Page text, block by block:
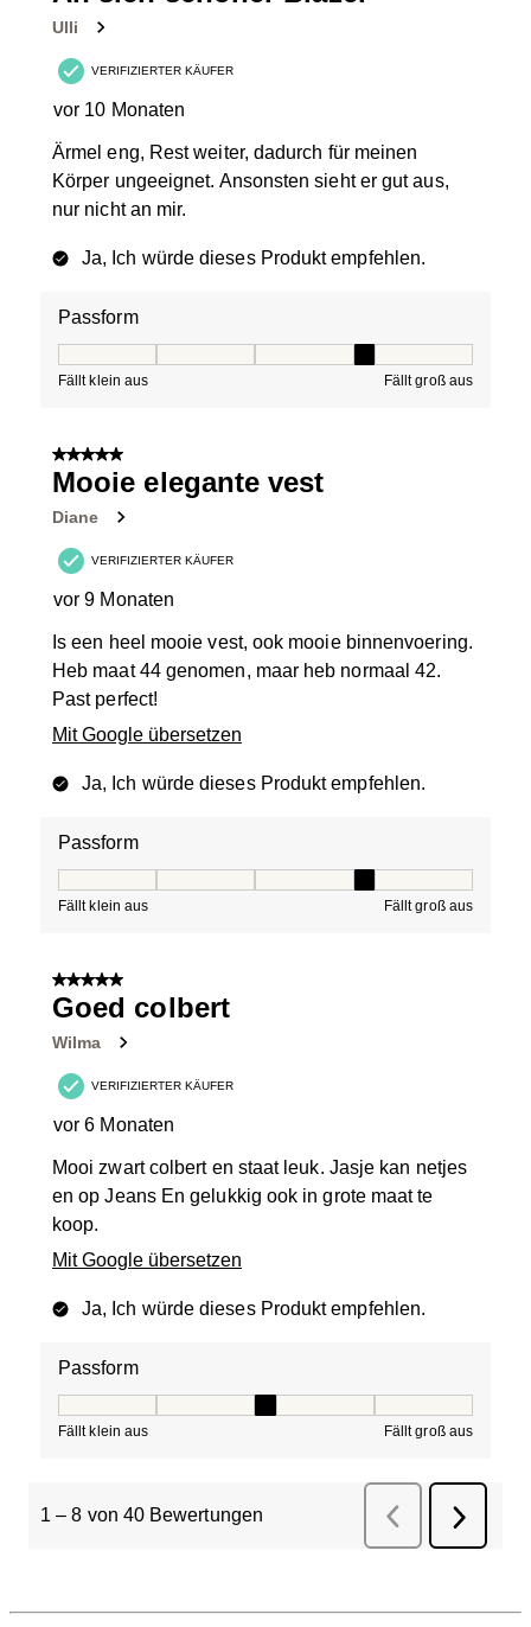
Ulli
VERIFIZIERTER KÄUFER
vor 10 Monaten
Ärmel eng, Rest weiter, dadurch für meinen
Körper ungeeignet. Ansonsten sieht er gut aus,
nur nicht an mir.
Ja, Ich würde dieses Produkt empfehlen.
Passform
Fällt klein aus Fällt groß aus
5 von 5 Sternen.
Mooie elegante vest
Diane
VERIFIZIERTER KÄUFER
vor 9 Monaten
Is een heel mooie vest, ook mooie binnenvoering.
Heb maat 44 genomen, maar heb normaal 42.
Past perfect!
Mit Google übersetzen
Ja, Ich würde dieses Produkt empfehlen.
Passform
Fällt klein aus Fällt groß aus
5 von 5 Sternen.
Goed colbert
Wilma
VERIFIZIERTER KÄUFER
vor 6 Monaten
Mooi zwart colbert en staat leuk. Jasje kan netjes
en op Jeans En gelukkig ook in grote maat te
koop.
Mit Google übersetzen
Ja, Ich würde dieses Produkt empfehlen.
Passform
Fällt klein aus Fällt groß aus
1 – 8 von 40 Bewertungen Zurück Bewertungen
Weiter